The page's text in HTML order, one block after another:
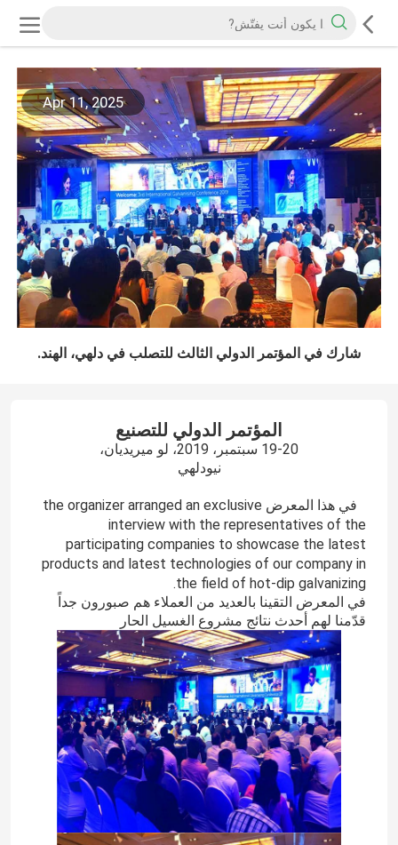
Apr 11, 2025
شارك في المؤتمر الدولي الثالث للتصلب في دلهي، الهند.
المؤتمر الدولي للتصنيع
19-20 سبتمبر، 2019، لو ميريديان،
نيودلهي
في هذا المعرض the organizer arranged an exclusive
interview with the representatives of the
participating companies to showcase the latest
products and latest technologies of our company in
the field of hot-dip galvanizing.
في المعرض التقينا بالعديد من العملاء هم صبورون جداً
قدّمنا لهم أحدث نتائج مشروع الغسيل الحار